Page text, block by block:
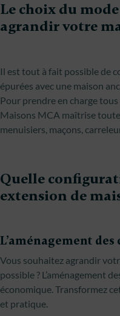
Le choix du
agrandir votre
Il est tout à fait possible de
épurées avec une maison
Pour prendre en charge
Maisons MCA maîtrise
menuisiers, maçons,
Quelle
extension de
L’aménagement
Vous souhaitez agrandir
possible ? L’aménagement
économique. Transformez
et pratique.